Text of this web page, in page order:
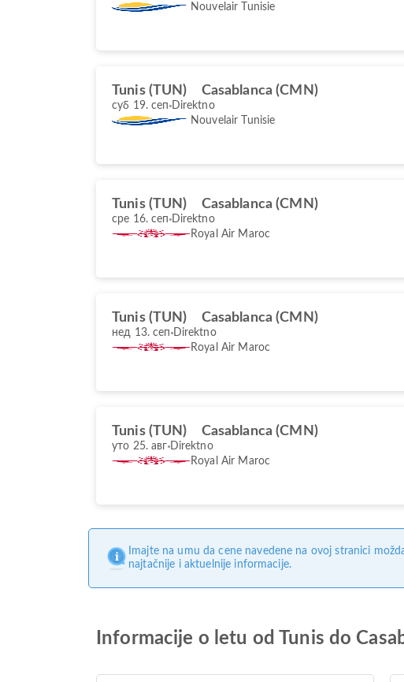
Nouvelair Tunisie
Tunis (TUN) Casablanca (CMN)
суб 19. сеп Direktno
Nouvelair Tunisie
Tunis (TUN) Casablanca (CMN)
сре 16. сеп Direktno
Royal Air Maroc
Tunis (TUN) Casablanca (CMN)
нед 13. сеп Direktno
Royal Air Maroc
Tunis (TUN) Casablanca (CMN)
уто 25. авг Direktno
Royal Air Maroc
Imajte na umu da cene navedene na ovoj stranici
najtačnije i aktuelnije informacije.
Informacije o letu od Tunis do